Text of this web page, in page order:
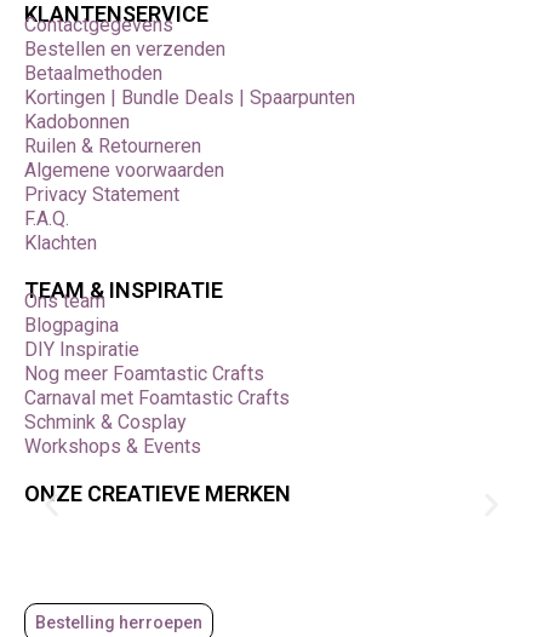
KLANTENSERVICE
Contactgegevens
Bestellen en verzenden
Betaalmethoden
Kortingen | Bundle Deals | Spaarpunten
Kadobonnen
Ruilen & Retourneren
Algemene voorwaarden
Privacy Statement
F.A.Q.
Klachten
TEAM & INSPIRATIE
Ons team
Blogpagina
DIY Inspiratie
Nog meer Foamtastic Crafts
Carnaval met Foamtastic Crafts
Schmink & Cosplay
Workshops & Events
ONZE CREATIEVE MERKEN
Bestelling herroepen